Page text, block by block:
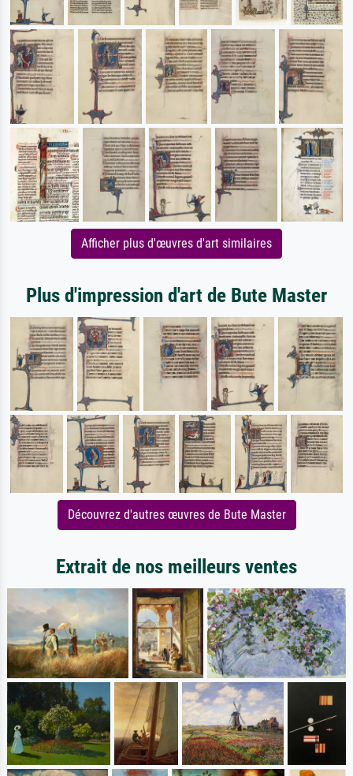
Afficher plus d'œuvres d'art similaires
Plus d'impression d'art de Bute Master
Découvrez d'autres œuvres de Bute Master
Extrait de nos meilleurs ventes